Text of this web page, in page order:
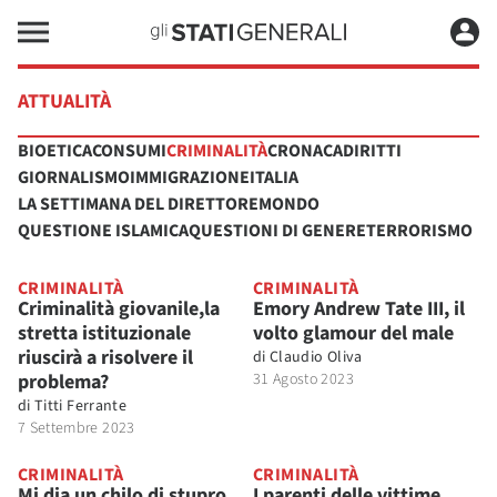
ATTUALITÀ
BIOETICACONSUMICRIMINALITÀCRONACADIRITTI
GIORNALISMOIMMIGRAZIONEITALIA
LA SETTIMANA DEL DIRETTOREMONDO
QUESTIONE ISLAMICAQUESTIONI DI GENERETERRORISMO
CRIMINALITÀ
Criminalità giovanile,la
stretta istituzionale
riuscirà a risolvere il
problema?
di Titti Ferrante
7 Settembre 2023
CRIMINALITÀ
Emory Andrew Tate III, il
volto glamour del male
di Claudio Oliva
31 Agosto 2023
CRIMINALITÀ CRIMINALITÀ